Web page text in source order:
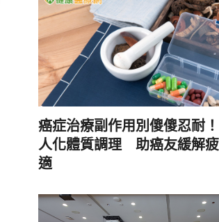
癌症治療副作用別傻傻忍耐
人化體質調理 助癌友緩解
適